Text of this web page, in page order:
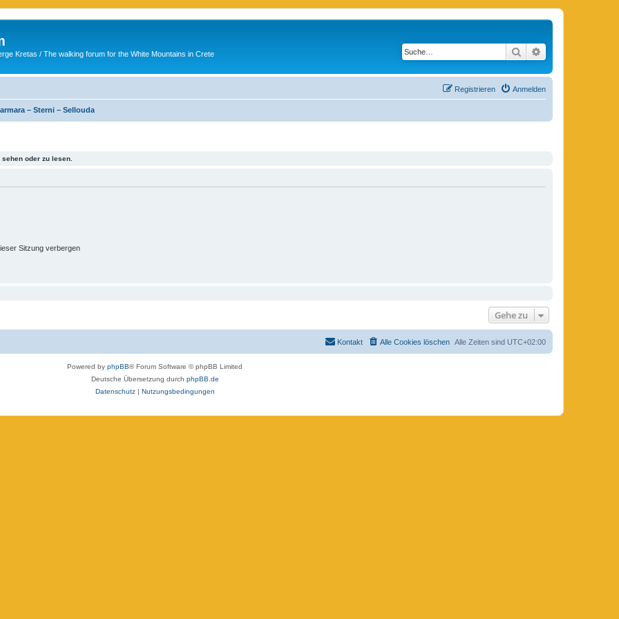
Kretas / The walking forum for the White Mountains in Crete Suche
Anmelden
Registrieren
– Sterni – Sellouda
oder zu lesen.
Sitzung verbergen
Gehe zu
Alle Zeiten sind UTC+02:00
Alle Cookies löschen
Kontakt
Powered by phpBB® Forum Software © phpBB Limited
Deutsche Übersetzung durch phpBB.de
Datenschutz| Nutzungsbedingungen